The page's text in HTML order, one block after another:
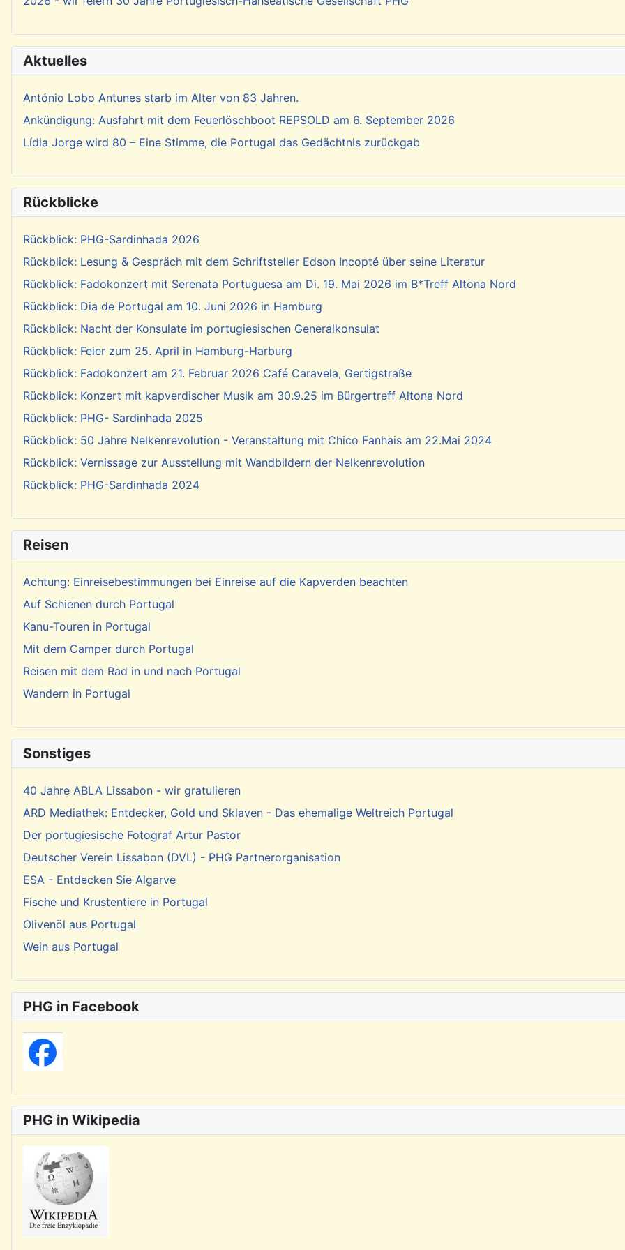
Aktuelles
António Lobo Antunes starb im Alter von 83 Jahren.
Ankündigung: Ausfahrt mit dem Feuerlöschboot REPSOLD am 6. September 2026
Lídia Jorge wird 80 – Eine Stimme, die Portugal das Gedächtnis zurückgab
Rückblicke
Rückblick: PHG-Sardinhada 2026
Rückblick: Lesung & Gespräch mit dem Schriftsteller Edson Incopté über seine Literatur
Rückblick: Fadokonzert mit Serenata Portuguesa am Di. 19. Mai 2026 im B*Treff Altona Nord
Rückblick: Dia de Portugal am 10. Juni 2026 in Hamburg
Rückblick: Nacht der Konsulate im portugiesischen Generalkonsulat
Rückblick: Feier zum 25. April in Hamburg-Harburg
Rückblick: Fadokonzert am 21. Februar 2026 Café Caravela, Gertigstraße
Rückblick: Konzert mit kapverdischer Musik am 30.9.25 im Bürgertreff Altona Nord
Rückblick: PHG- Sardinhada 2025
Rückblick: 50 Jahre Nelkenrevolution - Veranstaltung mit Chico Fanhais am 22.Mai 2024
Rückblick: Vernissage zur Ausstellung mit Wandbildern der Nelkenrevolution
Rückblick: PHG-Sardinhada 2024
Reisen
Achtung: Einreisebestimmungen bei Einreise auf die Kapverden beachten
Auf Schienen durch Portugal
Kanu-Touren in Portugal
Mit dem Camper durch Portugal
Reisen mit dem Rad in und nach Portugal
Wandern in Portugal
Sonstiges
40 Jahre ABLA Lissabon - wir gratulieren
ARD Mediathek: Entdecker, Gold und Sklaven - Das ehemalige Weltreich Portugal
Der portugiesische Fotograf Artur Pastor
Deutscher Verein Lissabon (DVL) - PHG Partnerorganisation
ESA - Entdecken Sie Algarve
Fische und Krustentiere in Portugal
Olivenöl aus Portugal
Wein aus Portugal
PHG in Facebook
PHG in Wikipedia